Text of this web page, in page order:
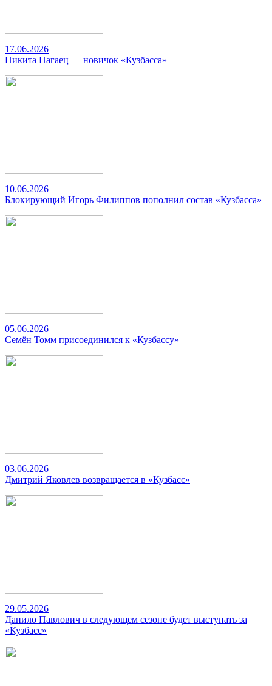
17.06.2026
Никита Нагаец — новичок «Кузбасса»
10.06.2026
Блокирующий Игорь Филиппов пополнил состав «Кузбасса»
05.06.2026
Семён Томм присоединился к «Кузбассу»
03.06.2026
Дмитрий Яковлев возвращается в «Кузбасс»
29.05.2026
Данило Павлович в следующем сезоне будет выступать за
«Кузбасс»